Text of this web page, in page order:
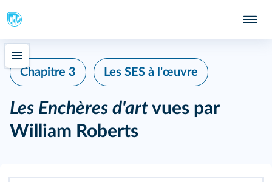
Chapitre 3 Les SES à l'œuvre
Les Enchères d'art vues par
William Roberts